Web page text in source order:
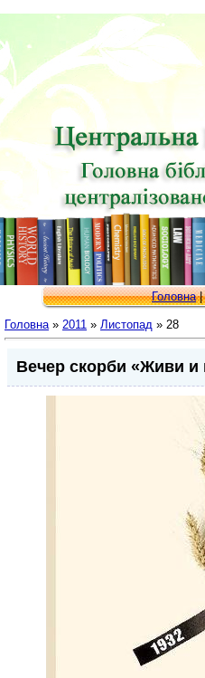
Головна|
Головна» 2011 » Листопад » 28
Вечер скорби «Живи и